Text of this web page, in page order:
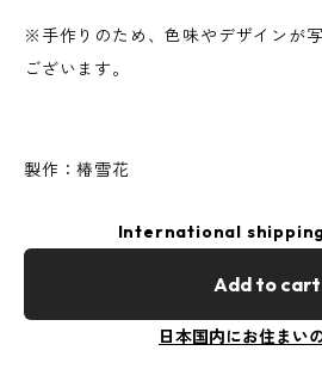
※手作りのため、色味やデザインが
ございます。
製作：椿雪花
International
Add to cart
日本国内にお住まい